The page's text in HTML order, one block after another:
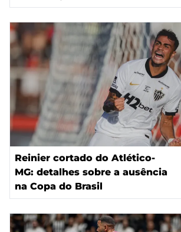
Reinier cortado do Atlético-
MG: detalhes sobre a ausência
na Copa do Brasil